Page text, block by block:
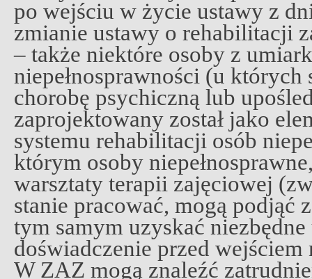
po wejściu w życie ustawy z
zmianie ustawy o rehabilitacji
– także niektóre osoby z
niepełnosprawności (u
chorobę psychiczną lub
zaprojektowany został jako
systemu rehabilitacji osób
którym osoby
warsztaty terapii zajęciowej
stanie pracować, mogą podjąć
tym samym uzyskać
doświadczenie przed
W ZAZ mogą znaleźć